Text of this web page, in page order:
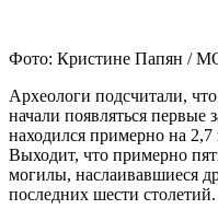
Фото: Кристине Папян /
Археологи подсчитали,
начали появляться первые
находился примерно на
Выходит, что примерно
могилы, наслаивавшиеся
последних шести столетий.